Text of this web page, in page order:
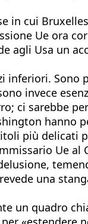
in cui
Ue ora
agli Usa un
inferiori.
invece
ci sarebbe
più delicati
Ue al
una
un quadro